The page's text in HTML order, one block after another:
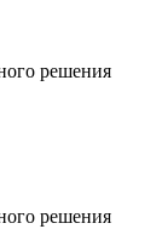
решения
решения